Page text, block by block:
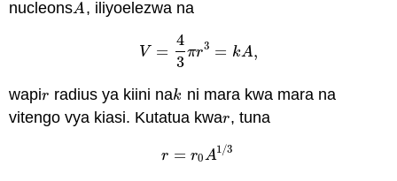
nucleonsA
A, iliyoelezwa na
V =
4
3
πr3 = kA,
V= 43πr3 =k A,
wapir
r radius ya kiini nak
k ni mara kwa mara na
vitengo vya kiasi. Kutatua kwar
r, tuna
r = r0A1/3
r =r 0A1/3